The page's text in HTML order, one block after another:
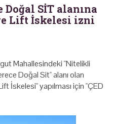
Doğal SİT alanına
Lift İskelesi izni
Mahallesindeki "Nitelikli
Doğal Sit" alanı olan
İskelesi" yapılması için "ÇED